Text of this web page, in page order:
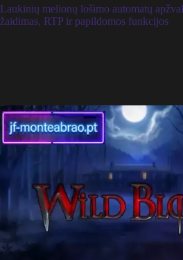
Laukinių melionų lošimo automatų
žaidimas, RTP ir papildomos funkcijos